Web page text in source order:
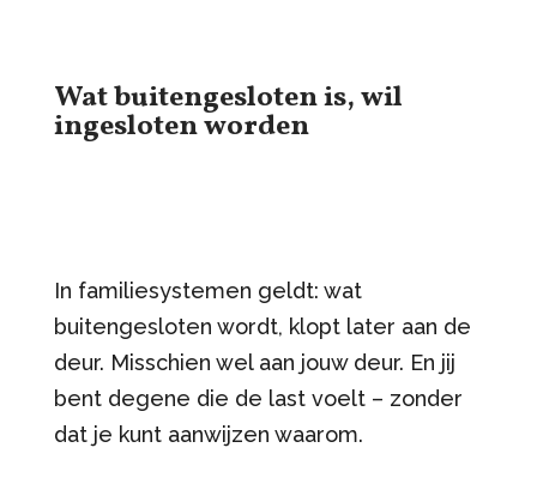
Wat buitengesloten is, wil
ingesloten worden
In familiesystemen geldt: wat
buitengesloten wordt, klopt later aan de
deur. Misschien wel aan jouw deur. En jij
bent degene die de last voelt – zonder
dat je kunt aanwijzen waarom.